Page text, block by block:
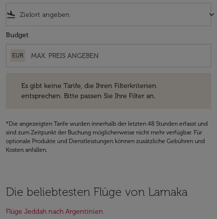
flight_land keyboard_arrow_down
Budget
EUR
Es gibt keine Tarife, die Ihren Filterkriterien
entsprechen. Bitte passen Sie Ihre Filter an.
*Die angezeigten Tarife wurden innerhalb der letzten 48 Stunden erfasst und
sind zum Zeitpunkt der Buchung möglicherweise nicht mehr verfügbar. Für
optionale Produkte und Dienstleistungen können zusätzliche Gebühren und
Kosten anfallen.
Die beliebtesten Flüge von Larnaka
Flüge Jeddah nach Argentinien